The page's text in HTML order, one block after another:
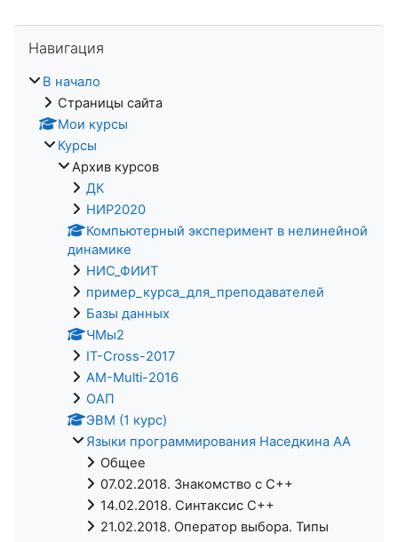
Навигация
В начало
Страницы сайта
Мои курсы
Курсы
Архив курсов
ДК
НИР2020
Компьютерный эксперимент в нелинейной
динамике
НИС_ФИИТ
пример_курса_для_преподавателей
Базы данных
ЧМы2
IT-Cross-2017
AM-Multi-2016
ОАП
ЭВМ (1 курс)
Языки программирования Наседкина АА
Общее
07.02.2018. Знакомство с C++
14.02.2018. Синтаксис C++
21.02.2018. Оператор выбора. Типы